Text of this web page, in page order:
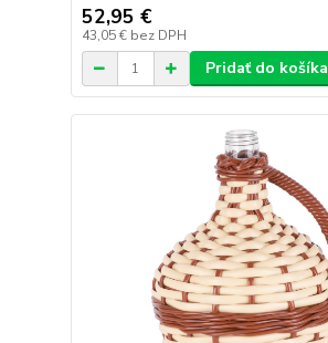
52,95 €
43,05 € bez DPH
Pridať do košíka